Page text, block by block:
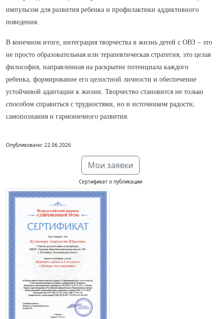
импульсом для развития ребенка и профилактики аддиктивного
поведения.
В конечном итоге, интеграция творчества в жизнь детей с ОВЗ – это
не просто образовательная или терапевтическая стратегия, это целая
философия, направленная на раскрытие потенциала каждого
ребенка, формирование его целостной личности и обеспечение
устойчивой адаптации к жизни. Творчество становится не только
способом справиться с трудностями, но и источником радости,
самопознания и гармоничного развития.
Опубликовано: 22.06.2026
Мои заявки
Сертификат о публикации